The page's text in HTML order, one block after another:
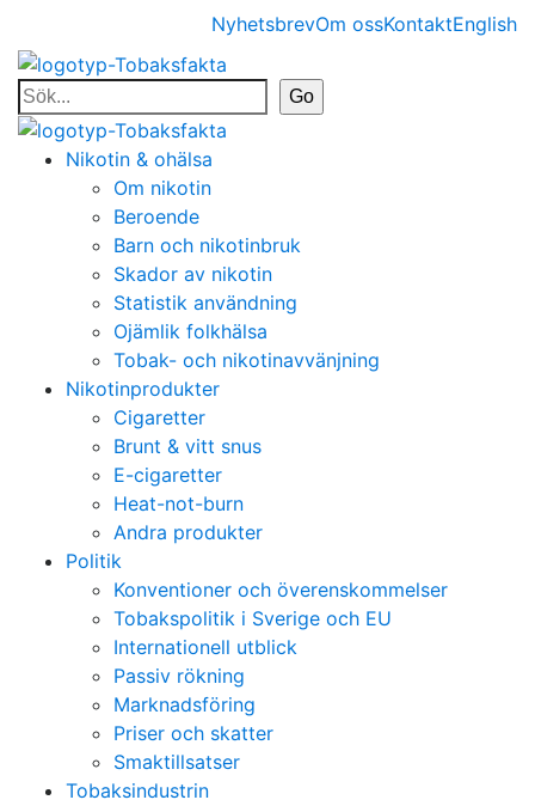
NyhetsbrevOm ossKontaktEnglish
Nikotin & ohälsa
Om nikotin
Beroende
Barn och nikotinbruk
Skador av nikotin
Statistik användning
Ojämlik folkhälsa
Tobak- och nikotinavvänjning
Nikotinprodukter
Cigaretter
Brunt & vitt snus
E-cigaretter
Heat-not-burn
Andra produkter
Politik
Konventioner och överenskommelser
Tobakspolitik i Sverige och EU
Internationell utblick
Passiv rökning
Marknadsföring
Priser och skatter
Smaktillsatser
Tobaksindustrin